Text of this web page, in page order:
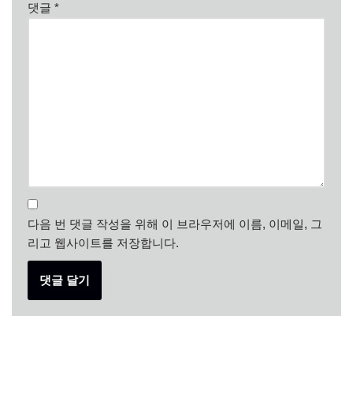
댓글 *
다음 번 댓글 작성을 위해 이 브라우저에 이름, 이메일, 그
리고 웹사이트를 저장합니다.